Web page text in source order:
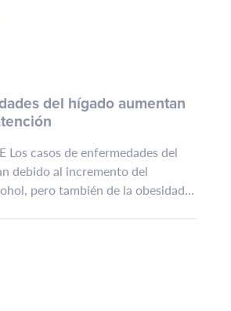
del hígado aumentan
Los casos de enfermedades del
debido al incremento del
pero también de la obesidad y